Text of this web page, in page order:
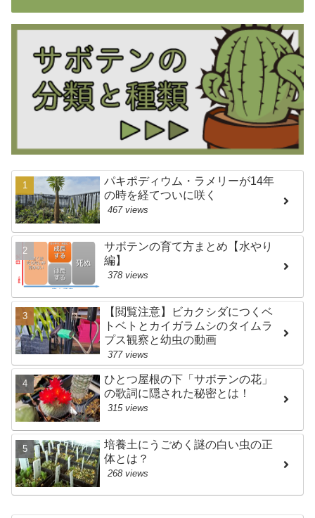
パキポディウム・ラメリーが14年
の時を経てついに咲く
467 views
サボテンの育て方まとめ【水やり
編】
378 views
【閲覧注意】ビカクシダにつくベ
トベトとカイガラムシのタイムラ
プス観察と幼虫の動画
377 views
ひとつ屋根の下「サボテンの花」
の歌詞に隠された秘密とは！
315 views
培養土にうごめく謎の白い虫の正
体とは？
268 views